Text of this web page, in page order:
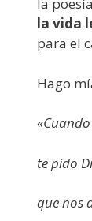
la
la vida
para el
Hago
te pido
que nos